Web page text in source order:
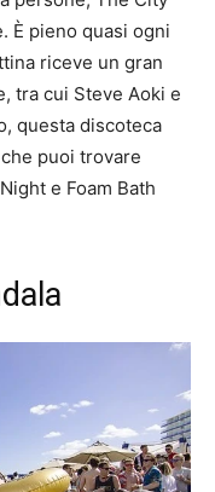
È pieno quasi ogni
riceve un gran
tra cui Steve Aoki e
questa discoteca
puoi trovare
e Foam Bath